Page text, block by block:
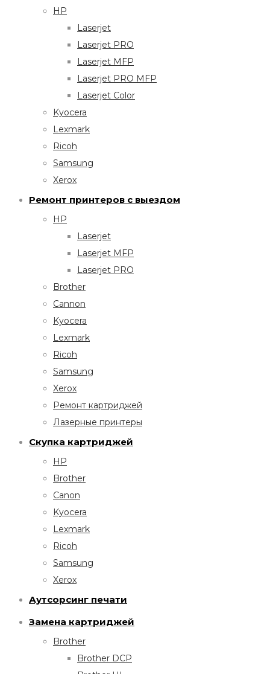
HP
Laserjet
Laserjet PRO
Laserjet MFP
Laserjet PRO MFP
Laserjet Color
Kyocera
Lexmark
Ricoh
Samsung
Xerox
Ремонт принтеров с выездом
HP
Laserjet
Laserjet MFP
Laserjet PRO
Brother
Cannon
Kyocera
Lexmark
Ricoh
Samsung
Xerox
Ремонт картриджей
Лазерные принтеры
Скупка картриджей
HP
Brother
Canon
Kyocera
Lexmark
Ricoh
Samsung
Xerox
Аутсорсинг печати
Замена картриджей
Brother
Brother DCP